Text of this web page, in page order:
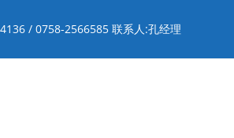
/ 0758-2566585 联系人:孔经理